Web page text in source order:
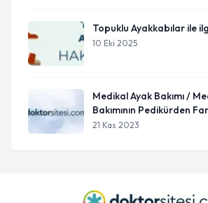
Topuklu Ayakkabılar ile
10 Eki 2025
Medikal Ayak Bakımı /
Bakımının Pedikürden
21 Kas 2023